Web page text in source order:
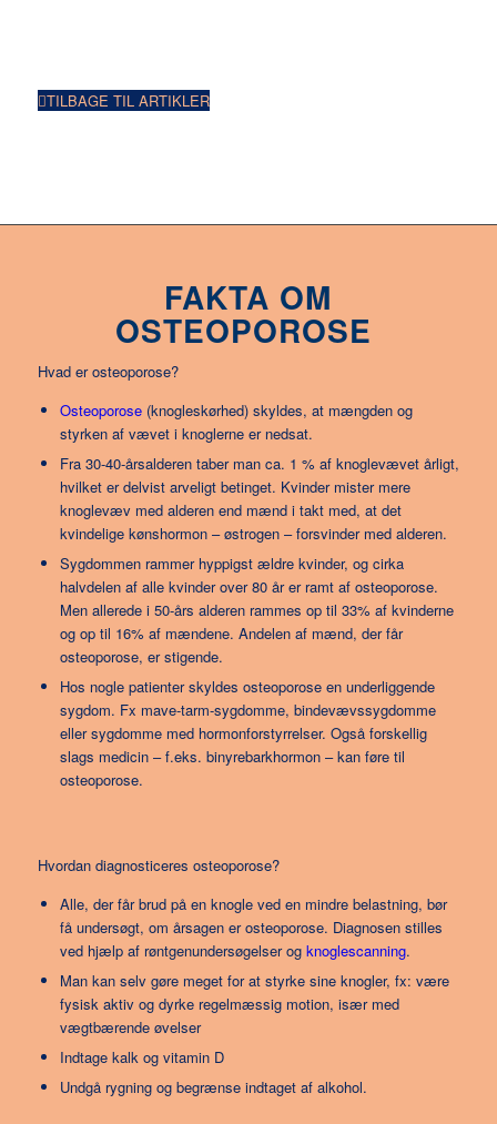
TILBAGE TIL ARTIKLER
FAKTA OM
OSTEOPOROSE
Hvad er osteoporose?
Osteoporose(knogleskørhed) skyldes, at mængden og
styrken af vævet i knoglerne er nedsat.
Fra 30-40-årsalderen taber man ca. 1 % af knoglevævet årligt,
hvilket er delvist arveligt betinget. Kvinder mister mere
knoglevæv med alderen end mænd i takt med, at det
kvindelige kønshormon – østrogen – forsvinder med alderen.
Sygdommen rammer hyppigst ældre kvinder, og cirka
halvdelen af alle kvinder over 80 år er ramt af osteoporose.
Men allerede i 50-års alderen rammes op til 33% af kvinderne
og op til 16% af mændene. Andelen af mænd, der får
osteoporose, er stigende.
Hos nogle patienter skyldes osteoporose en underliggende
sygdom. Fx mave-tarm-sygdomme, bindevævssygdomme
eller sygdomme med hormonforstyrrelser. Også forskellig
slags medicin – f.eks. binyrebarkhormon – kan føre til
osteoporose.
Hvordan diagnosticeres osteoporose?
Alle, der får brud på en knogle ved en mindre belastning, bør
få undersøgt, om årsagen er osteoporose. Diagnosen stilles
ved hjælp af røntgenundersøgelser og knoglescanning.
Man kan selv gøre meget for at styrke sine knogler, fx: være
fysisk aktiv og dyrke regelmæssig motion, især med
vægtbærende øvelser
Indtage kalk og vitamin D
Undgå rygning og begrænse indtaget af alkohol.